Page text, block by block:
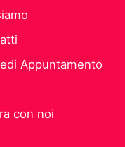
Appuntamento
con noi